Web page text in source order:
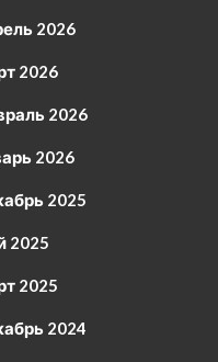
2026
2026
2026
2026
2025
2025
2025
2024